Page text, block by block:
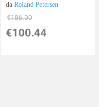
daRoland Petersen
€186.00
€100.44